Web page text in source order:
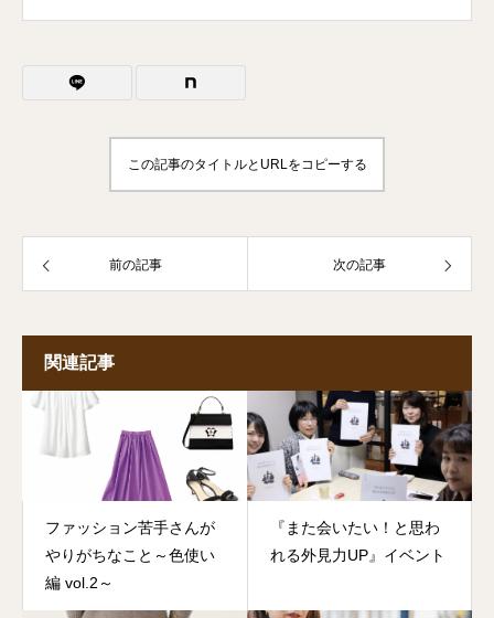
この記事のタイトルとURLをコピーする
前の記事 次の記事
関連記事
ファッション苦手さんが
やりがちなこと～色使い
編 vol.2～
『また会いたい！と思わ
れる外見力UP』イベント